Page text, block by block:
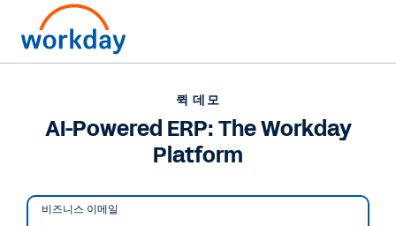
퀵 데모
AI-Powered ERP: The Workday
Platform
비즈니스 이메일